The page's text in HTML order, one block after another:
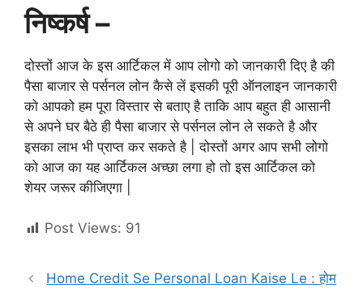
निष्कर्ष –
दोस्तों आज के इस आर्टिकल में आप लोगो को जानकारी दिए है की
पैसा बाजार से पर्सनल लोन कैसे लें इसकी पूरी ऑनलाइन जानकारी
को आपको हम पूरा विस्तार से बताए है ताकि आप बहुत ही आसानी
से अपने घर बैठे ही पैसा बाजार से पर्सनल लोन ले सकते है और
इसका लाभ भी प्राप्त कर सकते है | दोस्तों अगर आप सभी लोगो
को आज का यह आर्टिकल अच्छा लगा हो तो इस आर्टिकल को
शेयर जरूर कीजिएगा |
Post Views: 91
Home Credit Se Personal Loan Kaise Le : होम